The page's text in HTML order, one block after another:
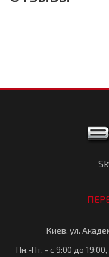
Киев, ул.
Пн.-Пт. - с 9:00 до